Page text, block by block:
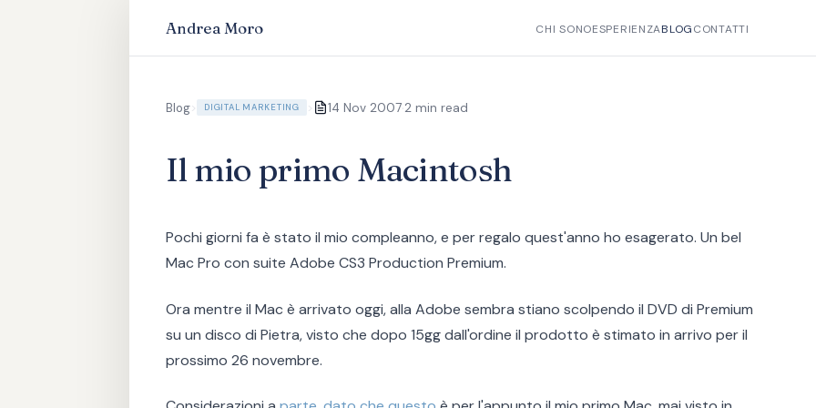
Andrea Moro CHI SONOESPERIENZABLOGCONTATTI
Blog> DIGITAL MARKETING > 14 Nov 2007·2 min read
Il mio primo Macintosh
Pochi giorni fa è stato il mio compleanno, e per regalo quest'anno ho esagerato. Un bel
Mac Pro con suite Adobe CS3 Production Premium.
Ora mentre il Mac è arrivato oggi, alla Adobe sembra stiano scolpendo il DVD di Premium
su un disco di Pietra, visto che dopo 15gg dall'ordine il prodotto è stimato in arrivo per il
prossimo 26 novembre.